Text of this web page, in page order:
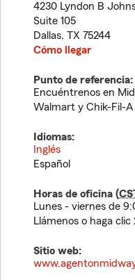
4230 Lyndon B
Suite 105
Dallas, TX 75244
Cómo llegar
Punto de referencia:
Encuéntrenos en
Walmart y Chik-Fil-A
Idiomas:
Inglés
Español
Horas de oficina (
Lunes - viernes de
Llámenos o haga clic
Sitio web: